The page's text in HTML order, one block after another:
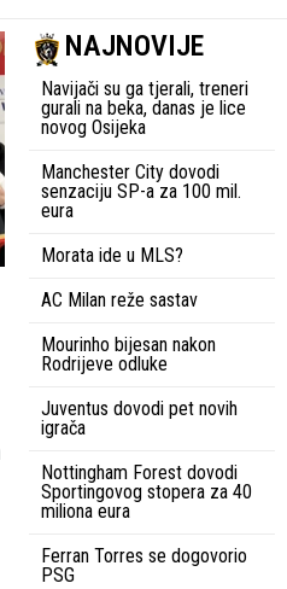
NAJNOVIJE
Navijači su ga tjerali, treneri
gurali na beka, danas je lice
novog Osijeka
Manchester City dovodi
senzaciju SP-a za 100 mil.
eura
Morata ide u MLS?
AC Milan reže sastav
Mourinho bijesan nakon
Rodrijeve odluke
Juventus dovodi pet novih
igrača
Nottingham Forest dovodi
Sportingovog stopera za 40
miliona eura
Ferran Torres se dogovorio
PSG